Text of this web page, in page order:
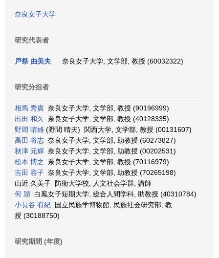
奈良女子大学
研究代表者
戸祭 由美夫 奈良女子大学, 文学部, 教授 (60032322)
研究分担者
相馬 秀廣 奈良女子大学, 文学部, 教授 (90196999)
出田 和久
奈良女子大学, 文学部, 教授 (40128335)
野間 晴雄 (野間 晴夫) 関西大学, 文学部, 教授 (00131607)
高田 将志 奈良女子大学, 文学部, 助教授 (60273827)
秋津 元輝 奈良女子大学, 文学部, 助教授 (00202531)
松本 博之
奈良女子大学, 文学部, 教授 (70116979)
吉田 容子 奈良女子大学, 文学部, 助教授 (70265198)
山近 久美子 防衛大学校, 人文社会学群, 講師
何 頴 白鳳女子短期大学, 総合人間学科, 助教授 (40310784)
小長谷 有紀 国立民族学博物館, 民族社会研究部, 教
授 (30188750)
研究期間 (年度)